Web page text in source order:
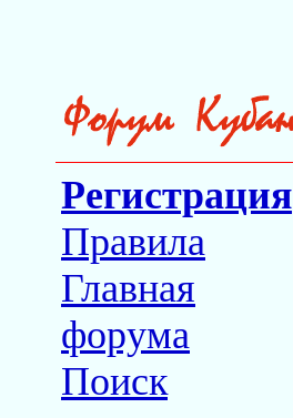
Регистрация
Правила
Главная
форума
Поиск